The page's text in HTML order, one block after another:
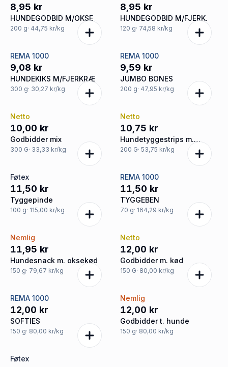
8,95 kr
HUNDEGODBID M/OKSE
200 g· 44,75 kr/kg
8,95 kr
HUNDEGODBID M/FJERK.
120 g· 74,58 kr/kg
REMA 1000
9,08 kr
HUNDEKIKS M/FJERKRÆ
300 g· 30,27 kr/kg
REMA 1000
9,59 kr
JUMBO BONES
200 g· 47,95 kr/kg
Netto
10,00 kr
Godbidder mix
300 G· 33,33 kr/kg
Netto
10,75 kr
Hundetyggestrips m.
kylling
200 G· 53,75 kr/kg
Føtex
11,50 kr
Tyggepinde
100 g· 115,00 kr/kg
REMA 1000
11,50 kr
TYGGEBEN
70 g· 164,29 kr/kg
Nemlig
11,95 kr
Hundesnack m. oksekød
150 g· 79,67 kr/kg
Netto
12,00 kr
Godbidder m. kød
150 G· 80,00 kr/kg
REMA 1000
12,00 kr
SOFTIES
150 g· 80,00 kr/kg
Nemlig
12,00 kr
Godbidder t. hunde
150 g· 80,00 kr/kg
Føtex